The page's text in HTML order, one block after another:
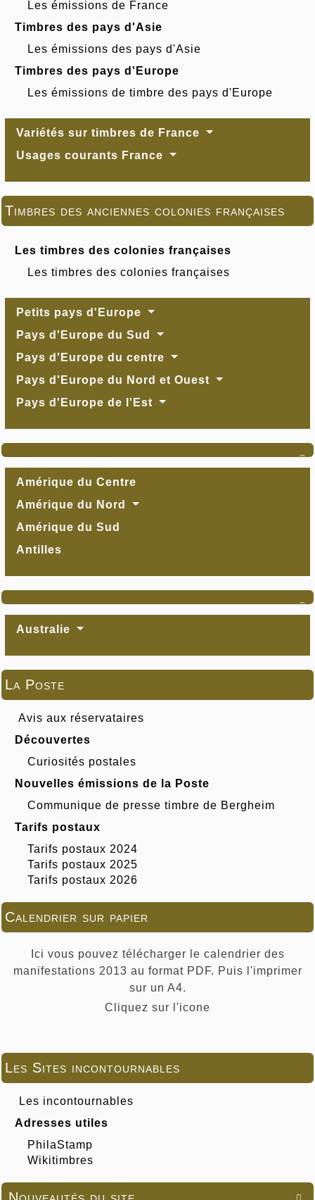
Les émissions de France
Timbres des pays d'Asie
Les émissions des pays d'Asie
Timbres des pays d'Europe
Les émissions de timbre des pays d'Europe
Variétés sur timbres de France
Usages courants France
Timbres des anciennes colonies françaises
Les timbres des colonies françaises
Les timbres des colonies françaises
Petits pays d'Europe
Pays d'Europe du Sud
Pays d'Europe du centre
Pays d'Europe du Nord et Ouest
Pays d'Europe de l'Est

Amérique du Centre
Amérique du Nord
Amérique du Sud
Antilles

Australie
La Poste
Avis aux réservataires
Découvertes
Curiosités postales
Nouvelles émissions de la Poste
Communique de presse timbre de Bergheim
Tarifs postaux
Tarifs postaux 2024
Tarifs postaux 2025
Tarifs postaux 2026
Calendrier sur papier
Ici vous pouvez télécharger le calendrier des
manifestations 2013 au format PDF. Puis l'imprimer
sur un A4.
Cliquez sur l'icone
Les Sites incontournables
Les incontournables
Adresses utiles
PhilaStamp
Wikitimbres